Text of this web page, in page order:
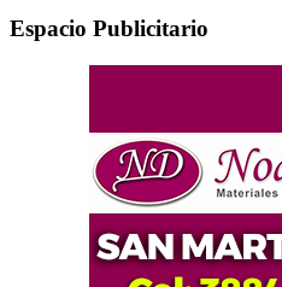
Espacio Publicitario